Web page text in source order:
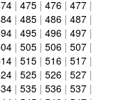
| 475 | 476 | 477 |
| 485 | 486 | 487 |
| 495 | 496 | 497 |
| 505 | 506 | 507 |
| 515 | 516 | 517 |
| 525 | 526 | 527 |
| 535 | 536 | 537 |